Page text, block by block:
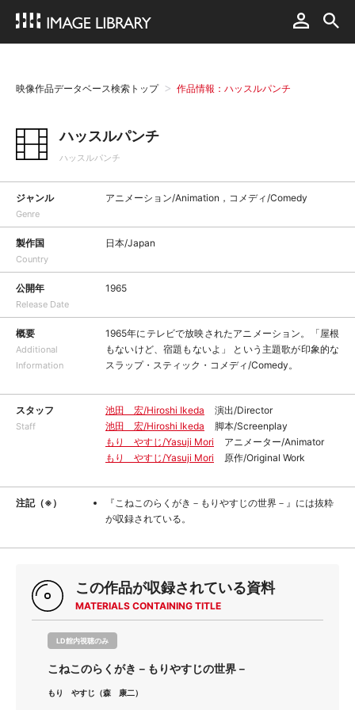
映像作品データベース検索トップ 作品情報：ハッスルパンチ
ハッスルパンチ
ハッスルパンチ
ジャンル
Genre
アニメーション/Animation，コメディ/Comedy
製作国
Country
日本/Japan
公開年
Release Date
1965
概要
Additional
Information
1965年にテレビで放映されたアニメーション。「屋根
もないけど、宿題もないよ」 という主題歌が印象的な
スラップ・スティック・コメディ/Comedy。
スタッフ
Staff
池田 宏/Hiroshi Ikeda
演出/Director
池田 宏/Hiroshi Ikeda
脚本/Screenplay
もり やすじ/Yasuji Mori
アニメーター/Animator
もり やすじ/Yasuji Mori
原作/Original Work
注記（※）
『こねこのらくがき－もりやすじの世界－』には抜粋
が収録されている。
この作品が収録されている資料
MATERIALS CONTAINING TITLE
LD館内視聴のみ
こねこのらくがき－もりやすじの世界－
もり やすじ（森 康二）